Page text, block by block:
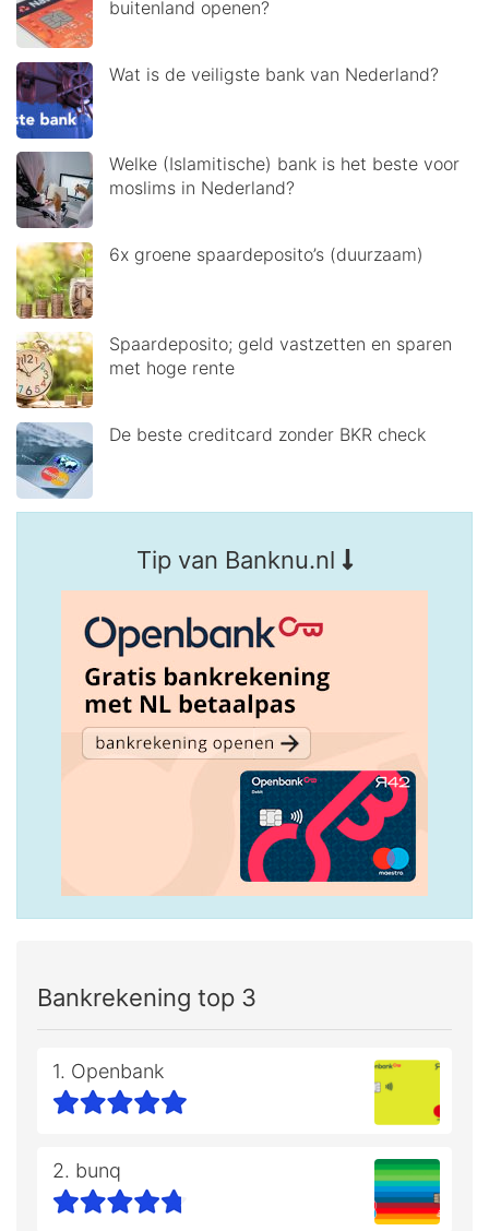
buitenland openen?
Wat is de veiligste bank van Nederland?
Welke (Islamitische) bank is het beste voor
moslims in Nederland?
6x groene spaardeposito’s (duurzaam)
Spaardeposito; geld vastzetten en sparen
met hoge rente
De beste creditcard zonder BKR check
Tip van Banknu.nl
Bankrekening top 3
1. Openbank
2. bunq